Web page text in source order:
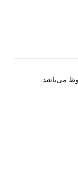
می‌باشد.